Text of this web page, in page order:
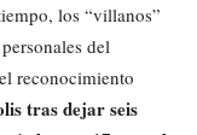
los “villanos”
del
reconocimiento
tras dejar seis